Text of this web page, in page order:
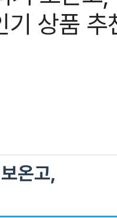
기 상품
온고,